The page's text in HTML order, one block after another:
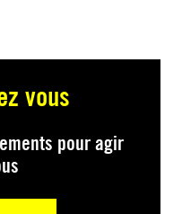
vous
pour agir